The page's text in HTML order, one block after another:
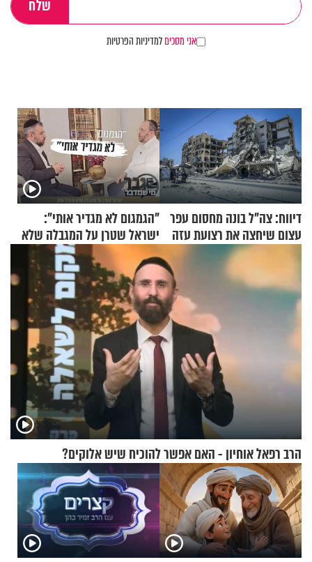
אני מסכיםלמדיניות הפרטיות
דיווח: צה"ל בונה מחסום עפר
עצום שיחצה את רצועת עזה
"הגמגום לא מגדיר אותי":
ישראל שטרן על המגבלה שלא
עוצרת אותו
הרב רפאל אוחיון - האם אפשר להוכיח שיש אלוקים?